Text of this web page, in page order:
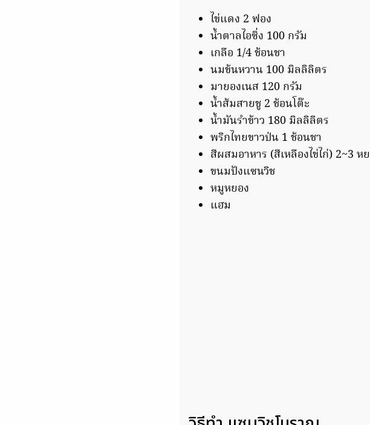
ไข่แดง 2 ฟอง
น้ำตาลไอซิ่ง 100 กรัม
เกลือ 1/4 ช้อนชา
นมข้นหวาน 100 มิลลิลิตร
มายองเนส 120 กรัม
น้ำส้มสายชู 2 ช้อนโต๊ะ
น้ำมันรำข้าว 180 มิลลิลิตร
พริกไทยขาวป่น 1 ช้อนชา
สีผสมอาหาร (สีเหลืองไข่ไก่) 2~3 ห
ขนมปังแซนวิช
หมูหยอง
แฮม